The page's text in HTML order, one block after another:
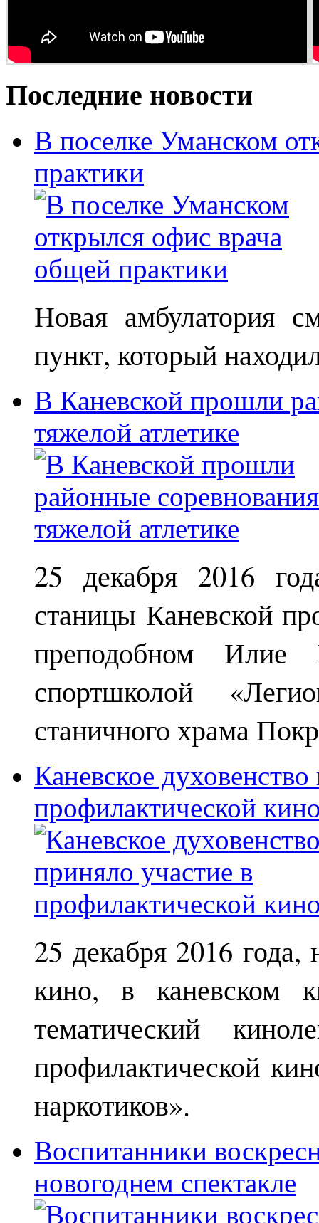
Последние новости
В поселке Уманском
практики
Новая амбулатория
пункт, который
В Каневской прошли
тяжелой атлетике
25 декабря 2016
станицы Каневской
преподобном Илие
спортшколой
станичного храма
Каневское
профилактической
25 декабря 2016
кино, в каневском
тематический
профилактической
наркотиков».
Воспитанники
новогоднем спектакле